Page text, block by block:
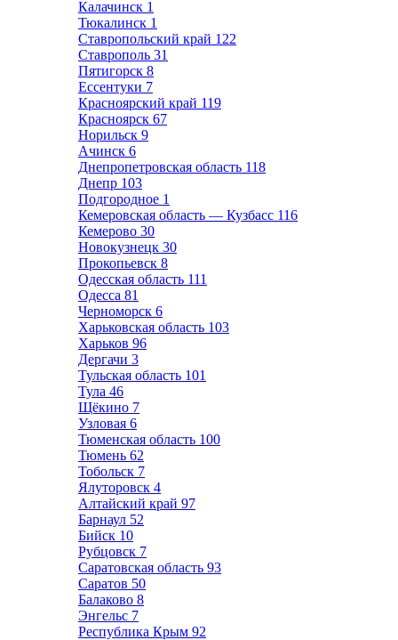
Калачинск 1
Тюкалинск 1
Ставропольский край 122
Ставрополь 31
Пятигорск 8
Ессентуки 7
Красноярский край 119
Красноярск 67
Норильск 9
Ачинск 6
Днепропетровская область 118
Днепр 103
Подгородное 1
Кемеровская область — Кузбасс 116
Кемерово 30
Новокузнецк 30
Прокопьевск 8
Одесская область 111
Одесса 81
Черноморск 6
Харьковская область 103
Харьков 96
Дергачи 3
Тульская область 101
Тула 46
Щёкино 7
Узловая 6
Тюменская область 100
Тюмень 62
Тобольск 7
Ялуторовск 4
Алтайский край 97
Барнаул 52
Бийск 10
Рубцовск 7
Саратовская область 93
Саратов 50
Балаково 8
Энгельс 7
Республика Крым 92